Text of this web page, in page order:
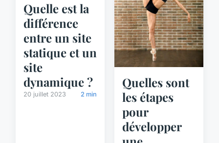
Quelle est la
différence
entre un site
statique et un
site
dynamique ?
20 juillet 2023 2 min
Quelles sont
les étapes
pour
développer